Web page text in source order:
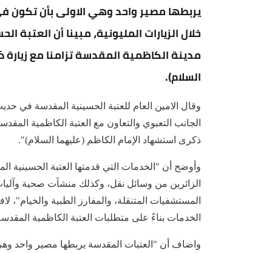
يربطها مصير واحد وهي الاولى بأن
خلال الزيارات المليونية، مبينا أن
مدينة الكاظمية المقدسة تزامنا مع
السلام).
وقال الامين العام للعتبة الحسينية المقدسة في
الجانب التعبوي والتعاون مع العتبة الكاظمية
ذكرى استشهاد الإمام الكاظم (عليهما السلام)".
وأوضح أن "الخدمات التي قدمتها العتبة
الزائرين من وسائل نقل، وكذلك منشآت صحية
المستشفيات المتنقلة، والمفارز الطبية والخيام"،
الخدمات بناءً على متطلبات العتبة الكاظمية
واضاف أن "العتبات المقدسة يربطها مصير واحد